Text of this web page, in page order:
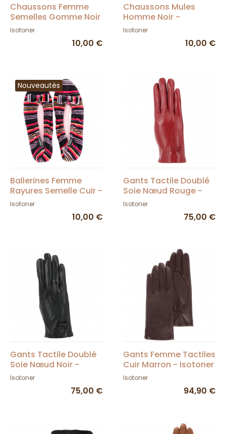
Chaussons Femme
Semelles Gomme Noir
- Isotoner
Isotoner
10,00 €
Chaussons Mules
Homme Noir -
Isotoner
Isotoner
10,00 €
Nouveautés
Ballerines Femme
Rayures Semelle Cuir -
Isotoner
Isotoner
10,00 €
Gants Tactile Doublé
Soie Nœud Rouge -
Isotoner
Isotoner
75,00 €
Gants Tactile Doublé
Soie Nœud Noir -
Isotoner
Isotoner
75,00 €
Gants Femme Tactiles
Cuir Marron - Isotoner
Isotoner
94,90 €